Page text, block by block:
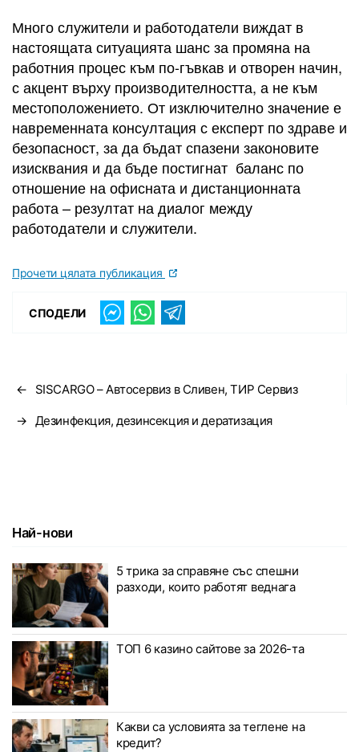
Много служители и работодатели виждат в
настоящата ситуацията шанс за промяна на
работния процес към по-гъвкав и отворен начин,
с акцент върху производителността, а не към
местоположението. От изключително значение е
навременната консултация с експерт по здраве и
безопасност, за да бъдат спазени законовите
изисквания и да бъде постигнат баланс по
отношение на офисната и дистанционната
работа – резултат на диалог между
работодатели и служители.
Прочети цялата публикация
СПОДЕЛИ
← SISCARGO – Автосервиз в Сливен, ТИР Сервиз
→ Дезинфекция, дезинсекция и дератизация
Най-нови
5 трика за справяне със спешни
разходи, които работят веднага
ТОП 6 казино сайтове за 2026-та
Какви са условията за теглене на
кредит?